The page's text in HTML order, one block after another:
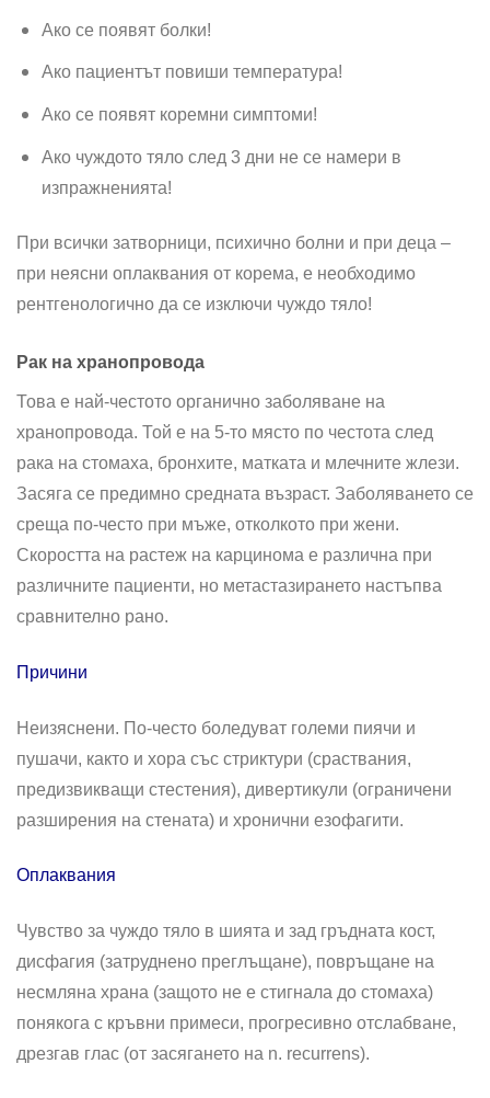
Ако се появят болки!
Ако пациентът повиши температура!
Ако се появят коремни симптоми!
Ако чуждото тяло след 3 дни не се намери в
изпражненията!
При всички затворници, психично болни и при деца –
при неясни оплаквания от корема, е необходимо
рентгенологично да се изключи чуждо тяло!
Рак на хранопровода
Това е най-честото органично заболяване на
хранопровода. Той е на 5-то място по честота след
рака на стомаха, бронхите, матката и млечните жлези.
Засяга се предимно средната възраст. Заболяването се
среща по-често при мъже, отколкото при жени.
Скоростта на растеж на карцинома е различна при
различните пациенти, но метастазирането настъпва
сравнително рано.
Причини
Неизяснени. По-често боледуват големи пиячи и
пушачи, както и хора със стриктури (сраствания,
предизвикващи стестения), дивертикули (ограничени
разширения на стената) и хронични езофагити.
Оплаквания
Чувство за чуждо тяло в шията и зад гръдната кост,
дисфагия (затруднено преглъщане), повръщане на
несмляна храна (защото не е стигнала до стомаха)
понякога с кръвни примеси, прогресивно отслабване,
дрезгав глас (от засягането на n. recurrens).